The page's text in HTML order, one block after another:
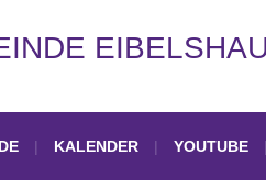
KALENDER YOUTUBE